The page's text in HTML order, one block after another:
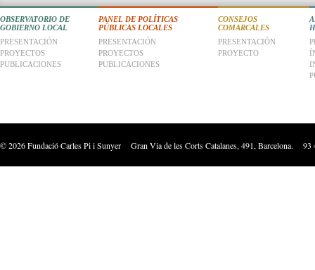
CONSEJOS
COMARCALES
PRESENTACIÓN
PROYECTO
PANEL DE POLÍTICAS
PÚBLICAS LOCALES
PRESENTACIÓN
PROYECTOS
PUBLICACIONES
OBSERVATORIO DE
GOBIERNO LOCAL
PRESENTACIÓN
PROYECTOS
PUBLICACIONES
©2026Fundació Carles Pi i Sunyer Gran Via de les Corts Catalanes, 491, Barcelona.